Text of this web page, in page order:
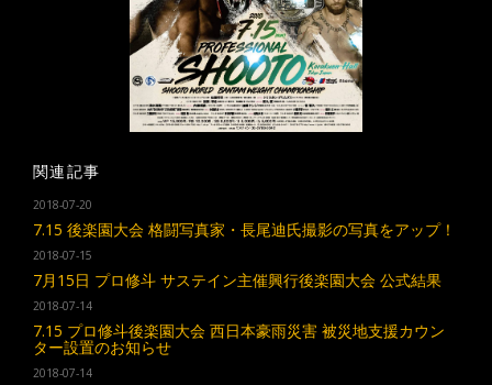
関連記事
2018-07-20
7.15 後楽園大会 格闘写真家・長尾迪氏撮影の写真をアップ！
2018-07-15
7月15日 プロ修斗 サステイン主催興行後楽園大会 公式結果
2018-07-14
7.15 プロ修斗後楽園大会 西日本豪雨災害 被災地支援カウン
ター設置のお知らせ
2018-07-14